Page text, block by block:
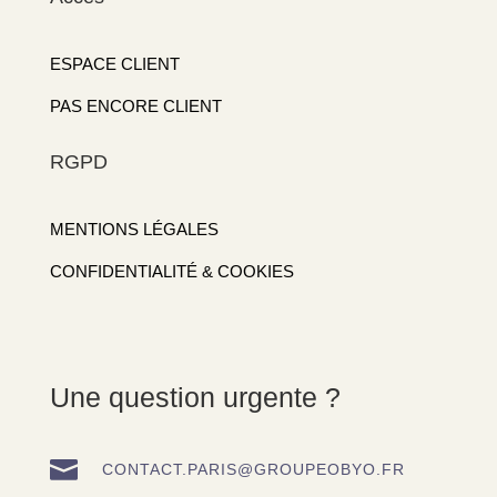
ESPACE CLIENT
PAS ENCORE CLIENT
RGPD
MENTIONS LÉGALES
CONFIDENTIALITÉ & COOKIES
Une question urgente ?
 CONTACT.PARIS@GROUPEOBYO.FR